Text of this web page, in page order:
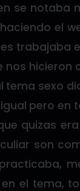
se notaba
el
trabajaba
nos hicieron
tema sexo
pero en
quizas
son
el tema,